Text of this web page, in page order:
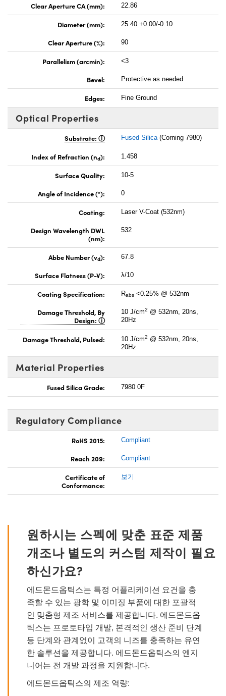
Clear Aperture CA (mm): 22.86
Diameter (mm): 25.40 +0.00/-0.10
Clear Aperture (%): 90
Parallelism (arcmin): <3
Bevel: Protective as needed
Edges: Fine Ground
Optical Properties
Substrate: Fused Silica (Corning 7980)
Index of Refraction (nd): 1.458
Surface Quality: 10-5
Angle of Incidence (°): 0
Coating: Laser V-Coat (532nm)
Design Wavelength DWL
(nm):
532
Abbe Number (vd): 67.8
Surface Flatness (P-V): λ/10
Coating Specification: Rabs <0.25% @ 532nm
Damage Threshold, By
Design:
10 J/cm2 @ 532nm, 20ns,
20Hz
Damage Threshold, Pulsed: 10 J/cm2 @ 532nm, 20ns,
20Hz
Material Properties
Fused Silica Grade: 7980 0F
Regulatory Compliance
RoHS 2015: Compliant
Reach 209: Compliant
Certificate of
Conformance:
보기
원하시는 스펙에 맞춘 표준 제품
개조나 별도의 커스텀 제작이 필요
하신가요?
에드몬드옵틱스는 특정 어플리케이션 요건을 충
족할 수 있는 광학 및 이미징 부품에 대한 포괄적
인 맞춤형 제조 서비스를 제공합니다. 에드몬드옵
틱스는 프로토타입 개발, 본격적인 생산 준비 단계
등 단계와 관계없이 고객의 니즈를 충족하는 유연
한 솔루션을 제공합니다. 에드몬드옵틱스의 엔지
니어는 전 개발 과정을 지원합니다.
에드몬드옵틱스의 제조 역량: